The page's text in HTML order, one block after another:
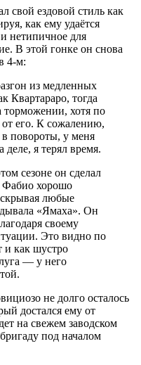
свой ездовой стиль как
как ему удаётся
нетипичное для
В этой гонке он снова
4-м:
из медленных
Квартараро, тогда
торможении, хотя по
от его. К сожалению,
в повороты, у меня
я терял время.
сезоне он сделал
Фабио хорошо
скрывая любые
«Ямаха». Он
своему
Это видно по
и как шустро
— у него
не долго осталось
достался ему от
на свежем заводском
под началом